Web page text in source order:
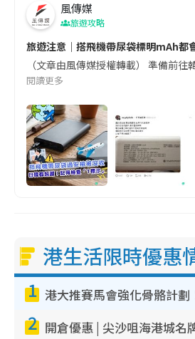
風傳媒
旅遊攻略
旅遊注意｜搭飛機帶尿袋標明mAh都
（文章由風傳媒授權轉載） 準備前
閱讀更多
港生活限時優惠
1
2